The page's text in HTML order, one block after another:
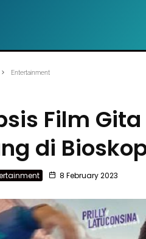
Entertainment
Film
di
8 February 2023